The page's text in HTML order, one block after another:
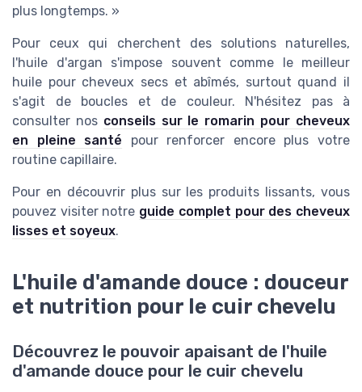
plus longtemps. »
Pour ceux qui cherchent des solutions naturelles,
l'huile d'argan s'impose souvent comme le meilleur
huile pour cheveux secs et abîmés, surtout quand il
s'agit de boucles et de couleur. N'hésitez pas à
consulter nos conseils sur le romarin pour cheveux
en pleine santé pour renforcer encore plus votre
routine capillaire.
Pour en découvrir plus sur les produits lissants, vous
pouvez visiter notre guide complet pour des cheveux
lisses et soyeux.
L'huile d'amande douce : douceur
et nutrition pour le cuir chevelu
Découvrez le pouvoir apaisant de l'huile
d'amande douce pour le cuir chevelu